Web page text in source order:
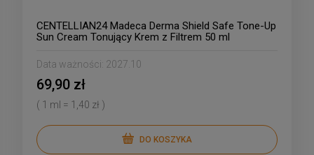
CENTELLIAN24 Madeca Derma Shield Safe Tone-Up
Sun Cream Tonujący Krem z Filtrem 50 ml
Data ważności: 2027.10
69,90 zł
( 1 ml = 1,40 zł )
DO KOSZYKA